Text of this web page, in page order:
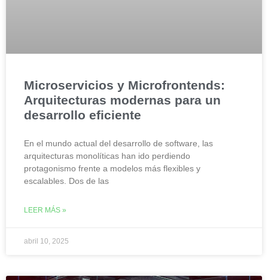
Microservicios y Microfrontends:
Arquitecturas modernas para un
desarrollo eficiente
En el mundo actual del desarrollo de software, las
arquitecturas monolíticas han ido perdiendo
protagonismo frente a modelos más flexibles y
escalables. Dos de las
LEER MÁS »
abril 10, 2025